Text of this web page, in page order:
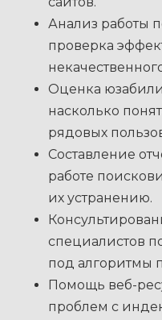
Анализ работы
проверка
Оценка
насколько
рядовых
Составление
работе
их устранению.
специалистов
под алгоритмы
Помощь веб-
проблем с